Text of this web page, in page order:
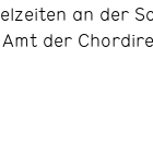
an der
der